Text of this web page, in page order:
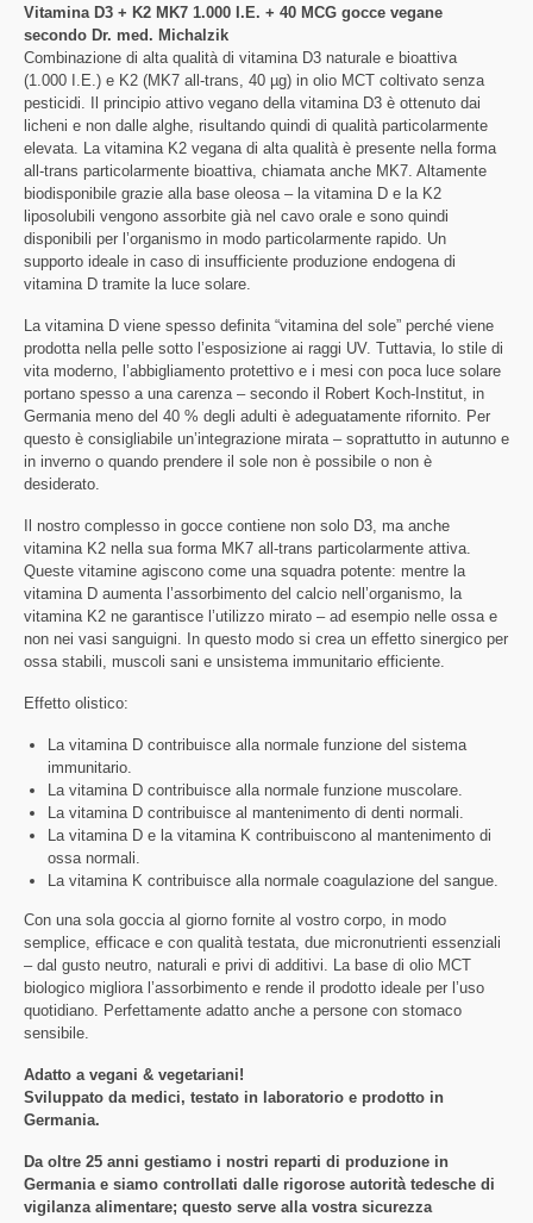
Vitamina D3 + K2 MK7 1.000 I.E. + 40 MCG gocce vegane
secondo Dr. med. Michalzik
Combinazione di alta qualità di vitamina D3 naturale e bioattiva
(1.000 I.E.) e K2 (MK7 all-trans, 40 µg) in olio MCT coltivato senza
pesticidi. Il principio attivo vegano della vitamina D3 è ottenuto dai
licheni e non dalle alghe, risultando quindi di qualità particolarmente
elevata. La vitamina K2 vegana di alta qualità è presente nella forma
all-trans particolarmente bioattiva, chiamata anche MK7. Altamente
biodisponibile grazie alla base oleosa – la vitamina D e la K2
liposolubili vengono assorbite già nel cavo orale e sono quindi
disponibili per l’organismo in modo particolarmente rapido. Un
supporto ideale in caso di insufficiente produzione endogena di
vitamina D tramite la luce solare.
La vitamina D viene spesso definita “vitamina del sole” perché viene
prodotta nella pelle sotto l’esposizione ai raggi UV. Tuttavia, lo stile di
vita moderno, l’abbigliamento protettivo e i mesi con poca luce solare
portano spesso a una carenza – secondo il Robert Koch-Institut, in
Germania meno del 40 % degli adulti è adeguatamente rifornito. Per
questo è consigliabile un’integrazione mirata – soprattutto in autunno e
in inverno o quando prendere il sole non è possibile o non è
desiderato.
Il nostro complesso in gocce contiene non solo D3, ma anche
vitamina K2 nella sua forma MK7 all-trans particolarmente attiva.
Queste vitamine agiscono come una squadra potente: mentre la
vitamina D aumenta l’assorbimento del calcio nell’organismo, la
vitamina K2 ne garantisce l’utilizzo mirato – ad esempio nelle ossa e
non nei vasi sanguigni. In questo modo si crea un effetto sinergico per
ossa stabili, muscoli sani e unsistema immunitario efficiente.
Effetto olistico:
La vitamina D contribuisce alla normale funzione del sistema
immunitario.
La vitamina D contribuisce alla normale funzione muscolare.
La vitamina D contribuisce al mantenimento di denti normali.
La vitamina D e la vitamina K contribuiscono al mantenimento di
ossa normali.
La vitamina K contribuisce alla normale coagulazione del sangue.
Con una sola goccia al giorno fornite al vostro corpo, in modo
semplice, efficace e con qualità testata, due micronutrienti essenziali
– dal gusto neutro, naturali e privi di additivi. La base di olio MCT
biologico migliora l’assorbimento e rende il prodotto ideale per l’uso
quotidiano. Perfettamente adatto anche a persone con stomaco
sensibile.
Adatto a vegani & vegetariani!
Sviluppato da medici, testato in laboratorio e prodotto in
Germania.
Da oltre 25 anni gestiamo i nostri reparti di produzione in
Germania e siamo controllati dalle rigorose autorità tedesche di
vigilanza alimentare; questo serve alla vostra sicurezza